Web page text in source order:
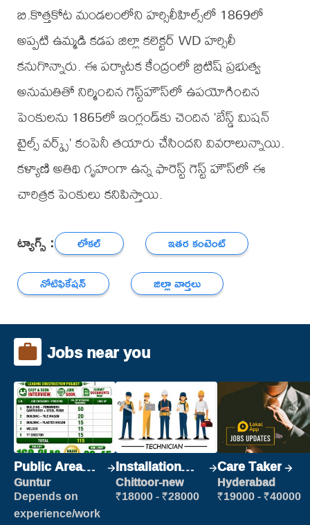
బి.కొత్తకోట మండలంలోని హర్సిలీహిల్స్‌లో 1869లో
అప్పటి ఉమ్మడి కడప జిల్లా కలెక్టర్ WD హర్సిలీ
కనుగొన్నారు. ఈ పర్యాటక కేంద్రంలో బ్రిటిష్ ప్రభుత్వ
అనుమతితో నిర్మించిన గెస్ట్‌హౌస్‌లో ఉపయోగించిన
పెంకులను 1865లో ఇంగ్లండ్‌కు చెందిన 'బేస్డ్ మిషన్
టైల్స్ వర్క్స్' కంపెనీ తయారు చేసిందని వివరాలున్నాయి.
కళ్యాణి అతిథి గృహంగా ఉన్న ఫారెస్ట్ గెస్ట్ హౌస్‌లో ఈ
చారిత్రక పెంకులు కనిపిస్తాయి.
ట్యాగ్స్ : లోకల్
ఇతర కంటెంట్
నోటిఫికేషన్
జిల్లా వార్తలు
Jobs near you
Public Area
Cleaner
Guntur
Depends on
experience/work
Installation
Engineer/
Helper
Chittoor-new
₹18000 - ₹28000
Care Taker
Hyderabad
₹19000 - ₹40000